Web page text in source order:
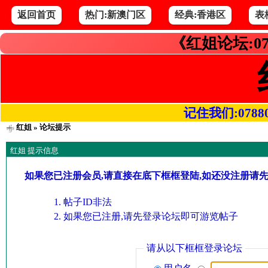
返回首页 热门:新澳门区 经典:香港区 表
《红姐论坛
记住我们
红姐» 论坛提示
红姐 提示信息
如果您已注册会员,请直接在底下框框登陆,如还没注册请
帖子ID非法
如果您已注册,请先登录论坛即可游览帖子
请从以下框框登录论坛